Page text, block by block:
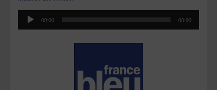
Lecteur
audio
00:00 00:00